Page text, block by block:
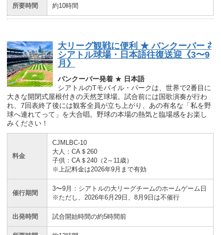
所要時間 約10時間
大リーグ観戦に便利 ★ バンクーバー ⇄
シアトル球場・日本語往復送迎《3〜9
月》
バンクーバー発着★ 日本語
シアトルのTモバイル・パークは、世界で2番目に
大きな開閉式屋根付きの天然芝球場。試合前には国歌演奏が行わ
れ、7回表終了後には観客全員が立ち上がり、あの有名な「私を野
球へ連れてって」を大合唱。野球の本場の熱気と臨場感をお楽し
みください！
料金
CJMLBC-10
大人：CA＄260
子供：CA＄240（2～11歳）
※上記料金は2026年9月まで有効
催行期間
3〜9月：シアトルの大リーグチームのホームゲーム日
※ただし、2026年6月29日、8月9日は不催行
出発時間 試合開始時間の約5時間前